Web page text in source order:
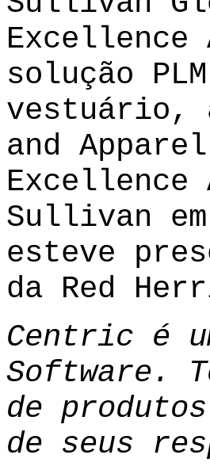
Excellence
solução
vestuário,
and
Excellence
Sullivan
esteve
da Red
Centric é
Software.
de
de seus